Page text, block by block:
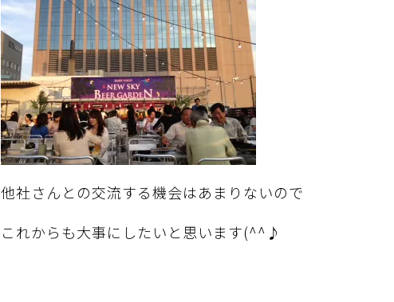
他社さんとの交流する機会はあまりないので
これからも大事にしたいと思います(^^♪